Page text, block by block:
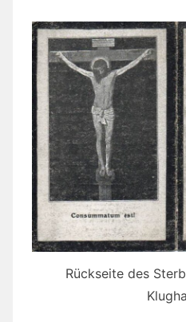
Rückseite des